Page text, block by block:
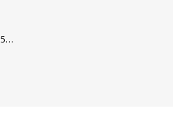
Manufacturer code: Z-15GQ2255-B